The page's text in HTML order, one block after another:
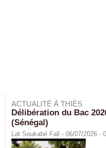
ACTUALITÉ À THIÈS
Délibération du Bac
(Sénégal)
Lat Soukabé Fall - 06/07/2026 - 0